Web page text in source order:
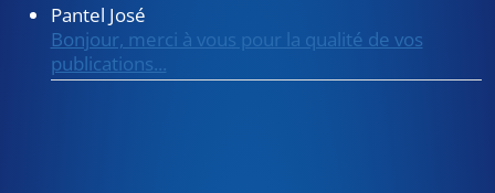
Pantel José
Bonjour, merci à vous pour la qualité de vos
publications...